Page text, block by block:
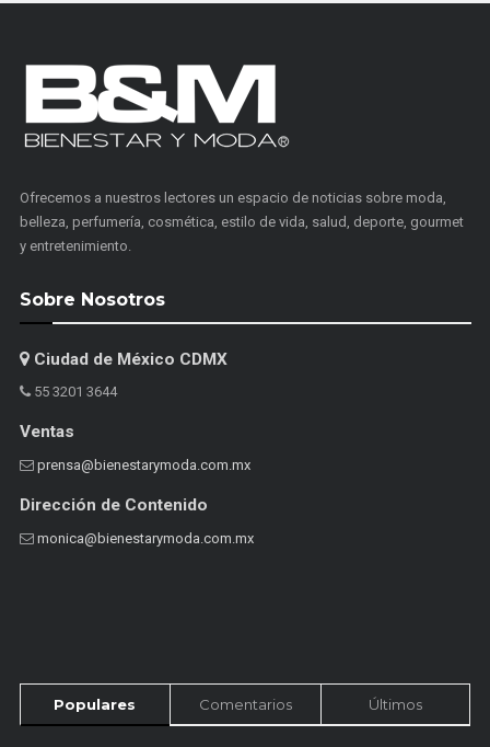
Ofrecemos a nuestros lectores un espacio de noticias sobre moda,
belleza, perfumería, cosmética, estilo de vida, salud, deporte, gourmet
y entretenimiento.
Sobre Nosotros
Ciudad de México CDMX
55 3201 3644
Ventas
prensa@bienestarymoda.com.mx
Dirección de Contenido
monica@bienestarymoda.com.mx
Populares Comentarios Últimos